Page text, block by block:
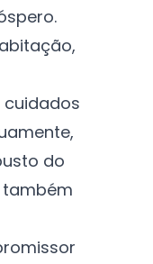
cuidados
do